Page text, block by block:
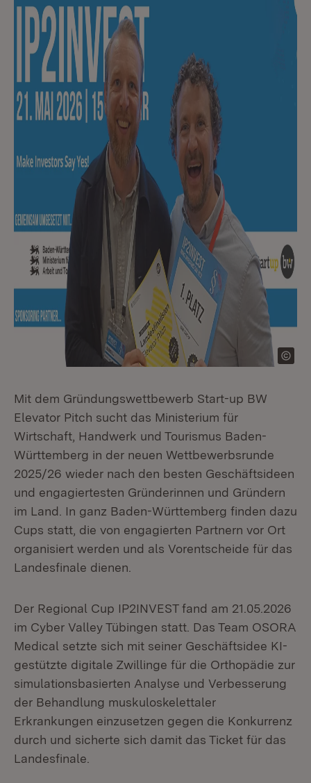
Mit dem Gründungswettbewerb Start-up BW
Elevator Pitch sucht das Ministerium für
Wirtschaft, Handwerk und Tourismus Baden-
Württemberg in der neuen Wettbewerbsrunde
2025/26 wieder nach den besten Geschäftsideen
und engagiertesten Gründerinnen und Gründern
im Land. In ganz Baden-Württemberg finden dazu
Cups statt, die von engagierten Partnern vor Ort
organisiert werden und als Vorentscheide für das
Landesfinale dienen.
Der Regional Cup IP2INVEST fand am 21.05.2026
im Cyber Valley Tübingen statt. Das Team OSORA
Medical setzte sich mit seiner Geschäftsidee KI-
gestützte digitale Zwillinge für die Orthopädie zur
simulationsbasierten Analyse und Verbesserung
der Behandlung muskuloskelettaler
Erkrankungen einzusetzen gegen die Konkurrenz
durch und sicherte sich damit das Ticket für das
Landesfinale.